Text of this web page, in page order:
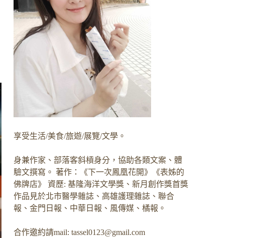
享受生活/美食/旅遊/展覽/文學。
身兼作家、部落客斜槓身分，協助各類文案、體
驗文撰寫。 著作：《下一次鳳凰花開》《表姊的
佛牌店》 資歷: 基隆海洋文學獎、新月創作獎首獎
作品見於北市醫學雜誌、高雄護理雜誌、聯合
報、金門日報、中華日報、風傳媒、橘報。
合作邀約請mail: tassel0123@gmail.com